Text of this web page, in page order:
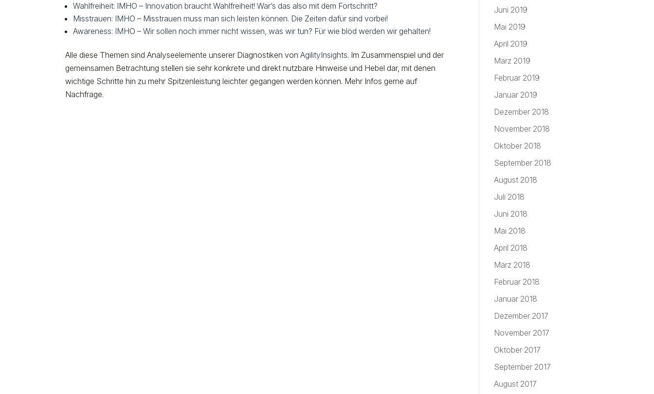
Wahlfreiheit: IMHO – Innovation braucht Wahlfreiheit! War’s das also mit dem Fortschritt?
Misstrauen: IMHO – Misstrauen muss man sich leisten können. Die Zeiten dafür sind vorbei!
Awareness: IMHO – Wir sollen noch immer nicht wissen, was wir tun? Für wie blöd werden wir gehalten!
Alle diese Themen sind Analyseelemente unserer Diagnostiken vonAgilityInsights. Im Zusammenspiel und der
gemeinsamen Betrachtung stellen sie sehr konkrete und direkt nutzbare Hinweise und Hebel dar, mit denen
wichtige Schritte hin zu mehr Spitzenleistung leichter gegangen werden können. Mehr Infos gerne auf
Nachfrage.
Juni 2019
Mai 2019
April 2019
März 2019
Februar 2019
Januar 2019
Dezember 2018
November 2018
Oktober 2018
September 2018
August 2018
Juli 2018
Juni 2018
Mai 2018
April 2018
März 2018
Februar 2018
Januar 2018
Dezember 2017
November 2017
Oktober 2017
September 2017
August 2017